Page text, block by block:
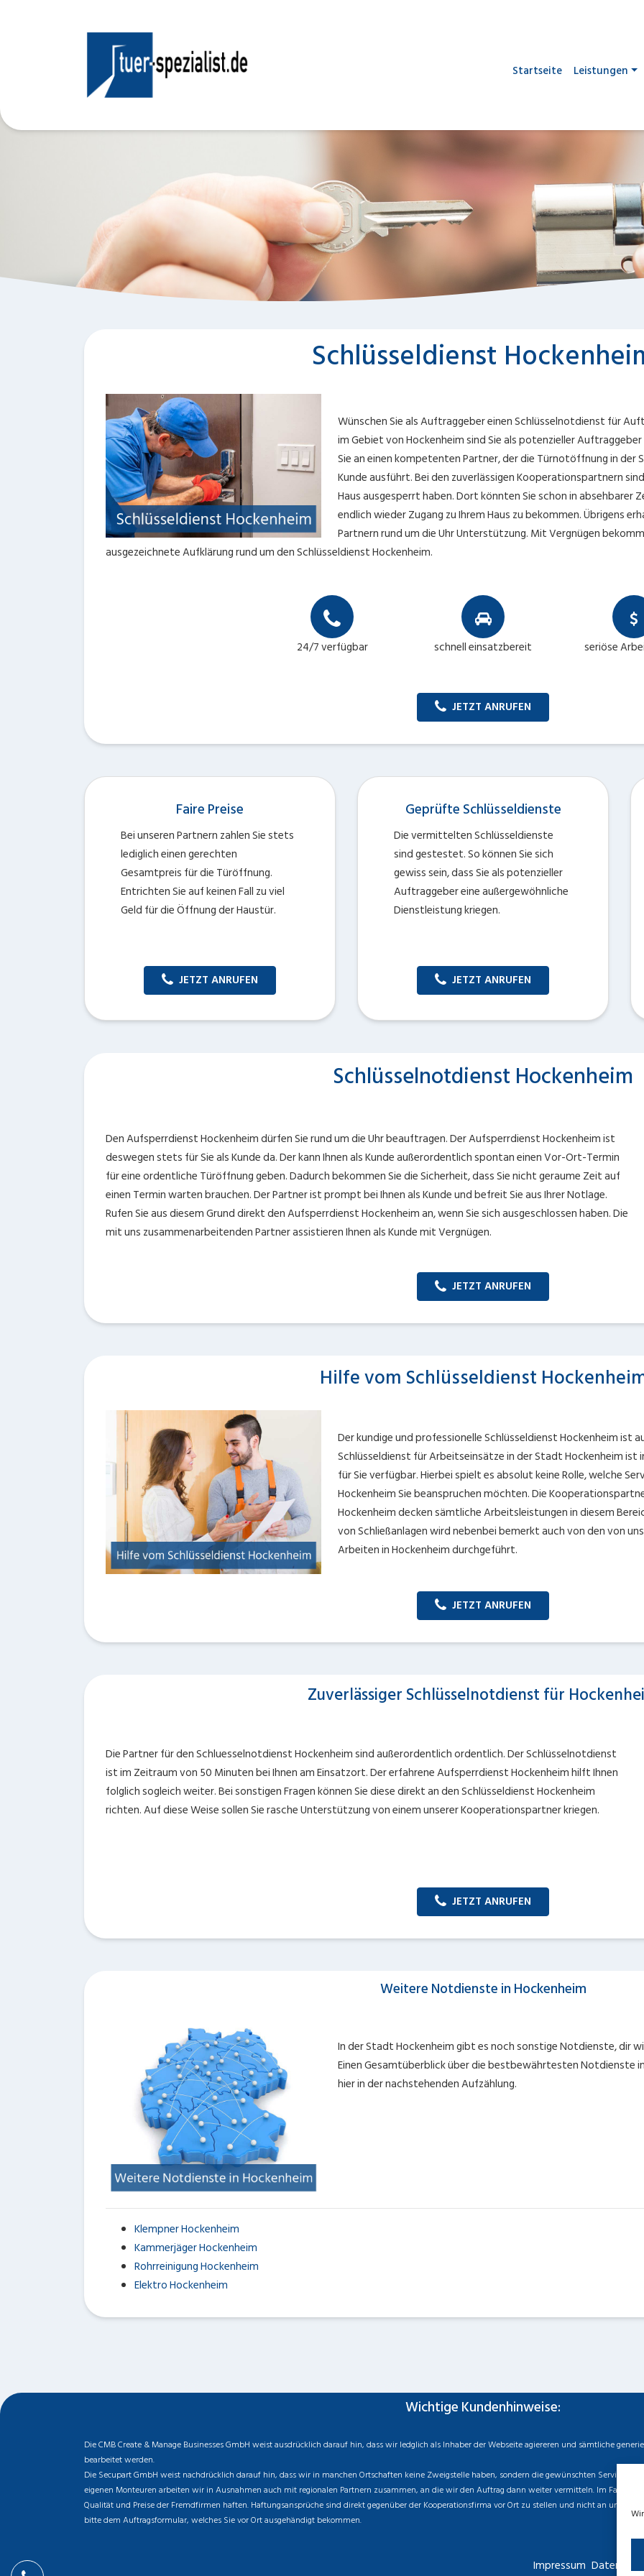
Startseite Leistungen
Schlüsseldienst
Wünschen Sie als Auftraggeber einen Schlüsselnotdienst für
im Gebiet von Hockenheim sind Sie als potenzieller
Sie an einen kompetenten Partner, der die Türnotöffnung in der
Kunde ausführt. Bei den zuverlässigen Kooperationspartnern
Haus ausgesperrt haben. Dort könnten Sie schon in absehbarer
endlich wieder Zugang zu Ihrem Haus zu bekommen. Übrigens
Partnern rund um die Uhr Unterstützung. Mit Vergnügen
ausgezeichnete Aufklärung rund um den Schlüsseldienst Hockenheim.
24/7 verfügbar schnell einsatzbereit seriöse
JETZT ANRUFEN
Faire Preise
Bei unseren Partnern zahlen Sie stets
lediglich einen gerechten
Gesamtpreis für die Türöffnung.
Entrichten Sie auf keinen Fall zu viel
Geld für die Öffnung der Haustür.
JETZT ANRUFEN
Geprüfte Schlüsseldienste
Die vermittelten Schlüsseldienste
sind gestestet. So können Sie sich
gewiss sein, dass Sie als potenzieller
Auftraggeber eine außergewöhnliche
Dienstleistung kriegen.
JETZT ANRUFEN
Schlüsselnotdienst Hockenheim
Den Aufsperrdienst Hockenheim dürfen Sie rund um die Uhr beauftragen. Der Aufsperrdienst Hockenheim ist
deswegen stets für Sie als Kunde da. Der kann Ihnen als Kunde außerordentlich spontan einen Vor-Ort-Termin
für eine ordentliche Türöffnung geben. Dadurch bekommen Sie die Sicherheit, dass Sie nicht geraume Zeit auf
einen Termin warten brauchen. Der Partner ist prompt bei Ihnen als Kunde und befreit Sie aus Ihrer Notlage.
Rufen Sie aus diesem Grund direkt den Aufsperrdienst Hockenheim an, wenn Sie sich ausgeschlossen haben. Die
mit uns zusammenarbeitenden Partner assistieren Ihnen als Kunde mit Vergnügen.
JETZT ANRUFEN
Hilfe vom Schlüsseldienst
Der kundige und professionelle Schlüsseldienst Hockenheim ist
Schlüsseldienst für Arbeitseinsätze in der Stadt Hockenheim ist
für Sie verfügbar. Hierbei spielt es absolut keine Rolle, welche
Hockenheim Sie beanspruchen möchten. Die
Hockenheim decken sämtliche Arbeitsleistungen in diesem
von Schließanlagen wird nebenbei bemerkt auch von den von
Arbeiten in Hockenheim durchgeführt.
JETZT ANRUFEN
Zuverlässiger Schlüsselnotdienst für
Die Partner für den Schluesselnotdienst Hockenheim sind außerordentlich ordentlich. Der Schlüsselnotdienst
ist im Zeitraum von 50 Minuten bei Ihnen am Einsatzort. Der erfahrene Aufsperrdienst Hockenheim hilft Ihnen
folglich sogleich weiter. Bei sonstigen Fragen können Sie diese direkt an den Schlüsseldienst Hockenheim
richten. Auf diese Weise sollen Sie rasche Unterstützung von einem unserer Kooperationspartner kriegen.
JETZT ANRUFEN
Weitere Notdienste in Hockenheim
In der Stadt Hockenheim gibt es noch sonstige Notdienste, dir
Einen Gesamtüberblick über die bestbewährtesten Notdienste
hier in der nachstehenden Aufzählung.
Klempner Hockenheim
Kammerjäger Hockenheim
Rohrreinigung Hockenheim
Elektro Hockenheim
Wichtige Kundenhinweise:
Die CMB Create & Manage Businesses GmbH weist ausdrücklich darauf hin, dass wir ledglich als Inhaber der Webseite agiereren und sämtliche
bearbeitet werden.
Die Secupart GmbH weist nachdrücklich darauf hin, dass wir in manchen Ortschaften keine Zweigstelle haben, sondern die gewünschten Services
eigenen Monteuren arbeiten wir in Ausnahmen auch mit regionalen Partnern zusammen, an die wir den Auftrag dann weiter vermitteln. Im Falle
Qualität und Preise der Fremdfirmen haften. Haftungsansprüche sind direkt gegenüber der Kooperationsfirma vor Ort zu stellen und nicht an uns zu
bitte dem Auftragsformular, welches Sie vor Ort ausgehändigt bekommen.
Impressum